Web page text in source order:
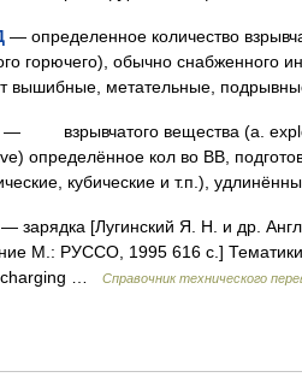
— определенное количество
горючего), обычно снабженного
вышибные, метательные,
— взрывчатого веществa (a.
определённое кол во BB,
кубические и т.п.),
— зарядка [Лугинский Я. Н. и др.
М.: РУССО, 1995 616 с.]
…
Справочник технического